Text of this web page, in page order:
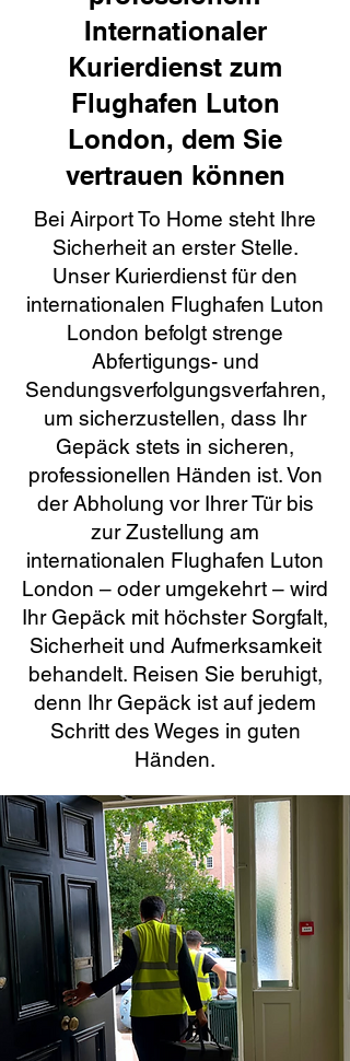
Internationaler
Kurierdienst zum
Flughafen Luton
London, dem Sie
vertrauen können
Bei Airport To Home steht Ihre
Sicherheit an erster Stelle.
Unser Kurierdienst für den
internationalen Flughafen Luton
London befolgt strenge
Abfertigungs- und
Sendungsverfolgungsverfahren,
um sicherzustellen, dass Ihr
Gepäck stets in sicheren,
professionellen Händen ist. Von
der Abholung vor Ihrer Tür bis
zur Zustellung am
internationalen Flughafen Luton
London – oder umgekehrt – wird
Ihr Gepäck mit höchster Sorgfalt,
Sicherheit und Aufmerksamkeit
behandelt. Reisen Sie beruhigt,
denn Ihr Gepäck ist auf jedem
Schritt des Weges in guten
Händen.